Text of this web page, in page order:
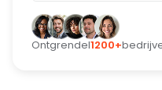
Ontgrendel1200+